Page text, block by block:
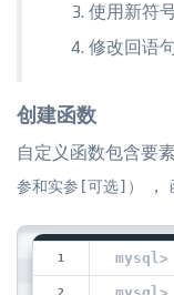
使用新符
修改回语
创建函数
自定义函数包含要素
参和实参[可选]）
，
mysql>